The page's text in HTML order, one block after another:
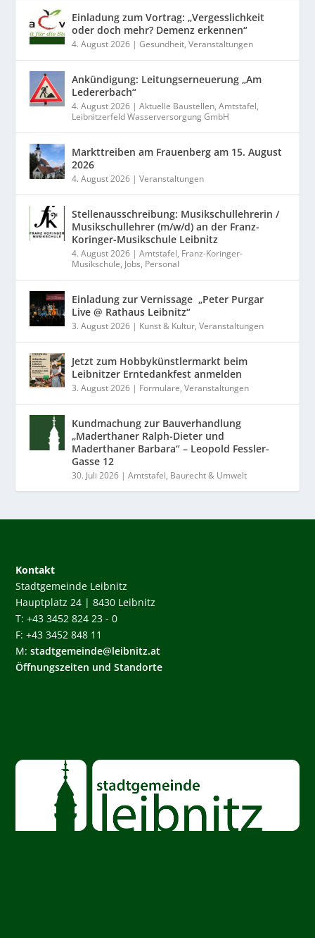
Einladung zum Vortrag: „Vergesslichkeit
oder doch mehr? Demenz erkennen“
4. August 2026 |Gesundheit,Veranstaltungen
Ankündigung: Leitungserneuerung „Am
Ledererbach“
4. August 2026 |Aktuelle Baustellen,Amtstafel,
Leibnitzerfeld Wasserversorgung GmbH
Markttreiben am Frauenberg am 15. August
2026
4. August 2026 |Veranstaltungen
Stellenausschreibung: Musikschullehrerin /
Musikschullehrer (m/w/d) an der Franz-
Koringer-Musikschule Leibnitz
4. August 2026 |Amtstafel, Franz-Koringer-
Musikschule, Jobs, Personal
Einladung zur Vernissage „Peter Purgar
Live @ Rathaus Leibnitz“
3. August 2026 | Kunst & Kultur,Veranstaltungen
Jetzt zum Hobbykünstlermarkt beim
Leibnitzer Erntedankfest anmelden
3. August 2026 | Formulare,Veranstaltungen
Kundmachung zur Bauverhandlung
„Maderthaner Ralph-Dieter und
Maderthaner Barbara“ – Leopold Fessler-
Gasse 12
30. Juli 2026 |Amtstafel, Baurecht & Umwelt
Kontakt
Stadtgemeinde Leibnitz
Hauptplatz 24 | 8430 Leibnitz
T: +43 3452 824 23 - 0
F: +43 3452 848 11
M:stadtgemeinde@leibnitz.at
Öffnungszeiten und Standorte